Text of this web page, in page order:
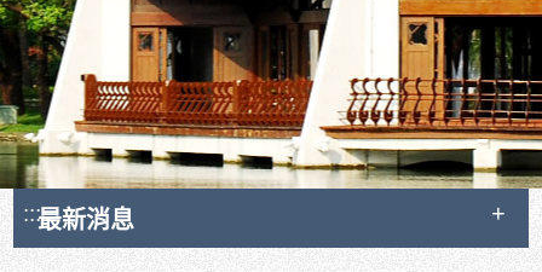
:::最新消息